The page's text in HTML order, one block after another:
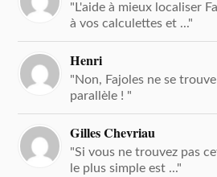
"L'aide à mieux localiser
à vos calculettes et ..."
Henri
"Non, Fajoles ne se
parallèle ! "
Gilles Chevriau
"Si vous ne trouvez pas
le plus simple est ..."